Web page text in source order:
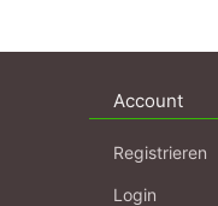
Account
Registrieren
Login